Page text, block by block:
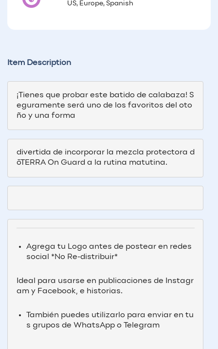
US, Europe, Spanish
Item Description
¡Tienes que probar este batido de calabaza! S
eguramente será uno de los favoritos del oto
ño y una forma
divertida de incorporar la mezcla protectora d
ōTERRA On Guard a la rutina matutina.
Agrega tu Logo antes de postear en redes
social *No Re-distribuir*
Ideal para usarse en publicaciones de Instagr
am y Facebook, e historias.
También puedes utilizarlo para enviar en tu
s grupos de WhatsApp o Telegram